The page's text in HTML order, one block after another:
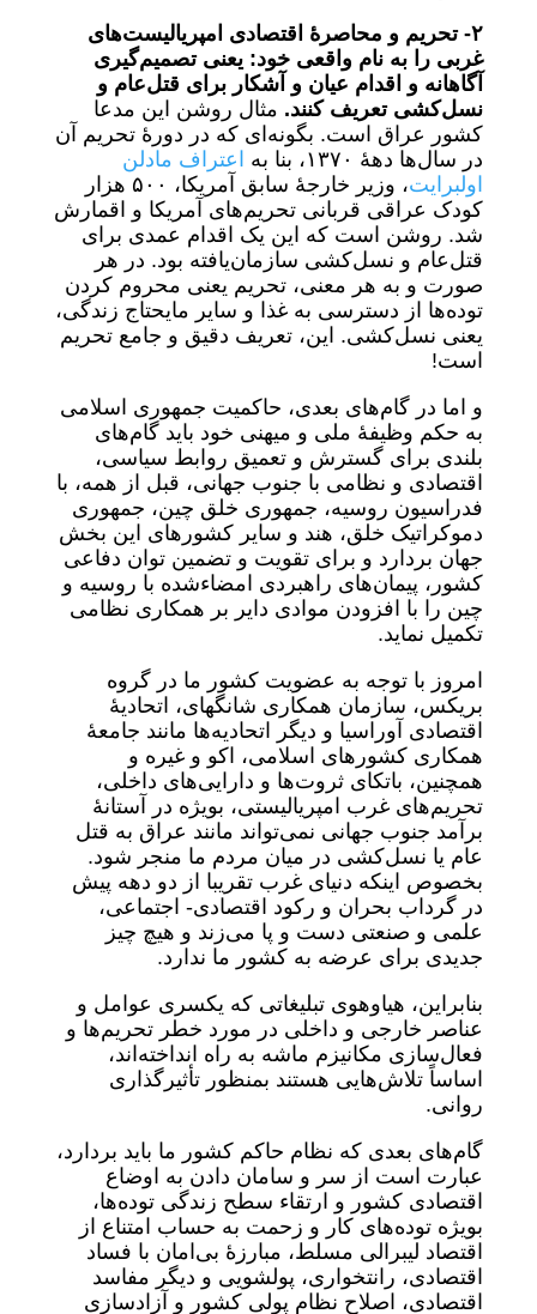
٢- تحریم‌ و محاصرۀ اقتصادی امپریالیست‌های
غربی را به نام واقعی خود: یعنی تصمیمگیری
آگاهانه و اقدام عیان و آشکار برای قتل‌عام و
نسل‌کشی تعریف کنند. مثال روشن این مدعا
کشور عراق است. بگونه‌ای که در دورۀ تحریم‌ آن
در سال‌ها دهۀ ١٣٧٠، بنا به
اعتراف مادلن
اولبرایت
، وزیر خارجۀ سابق آمریکا، ۵٠٠ هزار
کودک عراقی قربانی تحریم‌های آمریکا و اقمارش
شد. روشن است که این یک اقدام عمدی برای
قتل‌عام و نسل‌کشی سازمان‌یافته بود. در هر
صورت و به هر معنی، تحریم یعنی محروم کردن
توده‌ها از دسترسی به غذا و سایر مایحتاج زندگی،
یعنی نسل‌کشی. این، تعریف دقیق و جامع تحریم
است!
و اما در گام‌های بعدی، حاکمیت جمهوری اسلامی
به حکم وظیفۀ ملی و میهنی خود باید گام‌های‌
بلندی برای گسترش و تعمیق روابط سیاسی،
اقتصادی و نظامی با جنوب جهانی، قبل از همه، با
فدراسیون روسیه، جمهوری خلق چین، جمهوری
دموکراتیک خلق، هند و سایر کشورهای این بخش
جهان بردارد و برای تقویت و تضمین توان دفاعی
کشور، پیمان‌های راهبردی امضاءشده با روسیه و
چین را با افزودن موادی دایر بر همکاری نظامی
تکمیل نماید.
امروز با توجه به عضویت کشور ما در گروه
بریکس، سازمان همکاری شانگهای، اتحادیۀ
اقتصادی آوراسیا و دیگر اتحادیه‌ها مانند جامعۀ
همکاری کشورهای اسلامی، اکو و غیره و
همچنین، باتکای ثروت‌ها و دارایی‌های داخلی،
تحریم‌های غرب امپریالیستی، بویژه در آستانۀ
برآمد جنوب جهانی نمی‌تواند مانند عراق به قتل
‌عام یا نسل‌کشی در میان مردم ما منجر شود.
بخصوص اینکه دنیای غرب تقریبا از دو دهه پیش
در گرداب بحران و رکود اقتصادی- اجتماعی،
علمی و صنعتی دست و پا می‌زند و هیچ چیز
جدیدی برای عرضه به کشور ما ندارد.
بنابراین، هیاوهوی تبلیغاتی که یکسری عوامل و
عناصر خارجی و داخلی در مورد خطر تحریم‌ها و
فعال‌سازی مکانیزم ماشه به راه انداخته‌اند،
اساساً تلاش‌هایی هستند بمنظور تأثیرگذاری
روانی.
گام‌های بعدی که نظام حاکم کشور ما باید بردارد،
عبارت است از سر و سامان دادن به اوضاع
اقتصادی کشور و ارتقاء سطح زندگی توده‌ها،
بویژه توده‌های کار و زحمت به حساب امتناع از
اقتصاد لیبرالی مسلط، مبارزۀ بی‌امان با فساد
اقتصادی، رانتخواری، پولشویی و دیگر مفاسد
اقتصادی، اصلاح نظام پولی کشور و آزادسازی